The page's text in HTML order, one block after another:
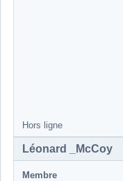
Hors ligne
Léonard _McCoy
Membre